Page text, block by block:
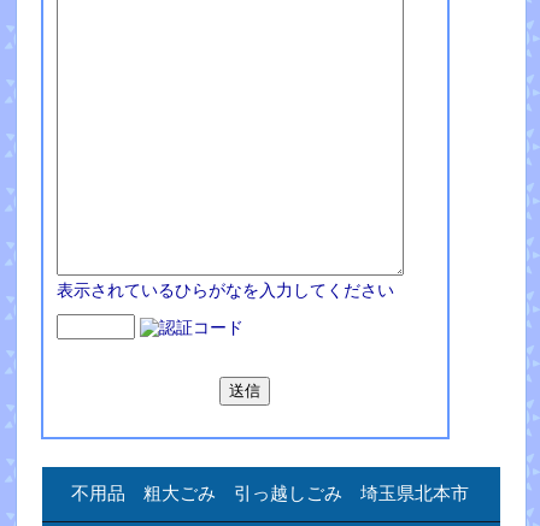
表示されているひらがなを入力してください
不用品 粗大ごみ 引っ越しごみ 埼玉県北本市